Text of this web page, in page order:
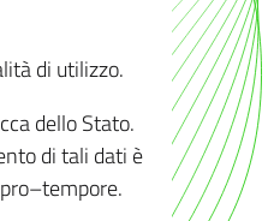
di utilizzo.
dello Stato.
di tali dati è